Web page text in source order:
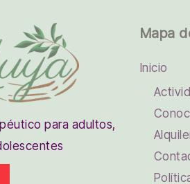
para adultos,
Mapa
Inicio